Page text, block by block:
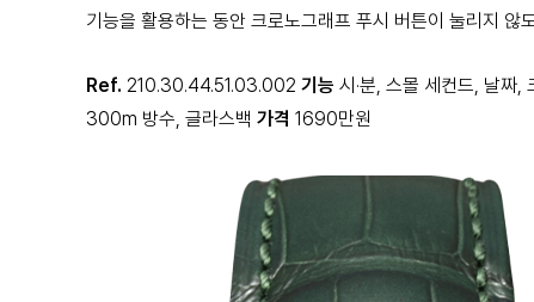
기능을 활용하는 동안 크로노그래프 푸시 버튼이 눌리지
Ref. 210.30.44.51.03.002 기능 시·분, 스몰 세컨드, 날짜,
300m 방수, 글라스백 가격 1690만원